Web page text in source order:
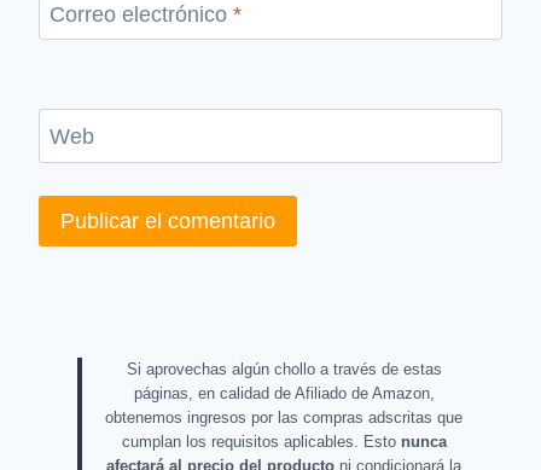
Correo electrónico *
Web
Si aprovechas algún chollo a través de estas
páginas, en calidad de Afiliado de Amazon,
obtenemos ingresos por las compras adscritas que
cumplan los requisitos aplicables. Esto nunca
afectará al precio del producto ni condicionará la